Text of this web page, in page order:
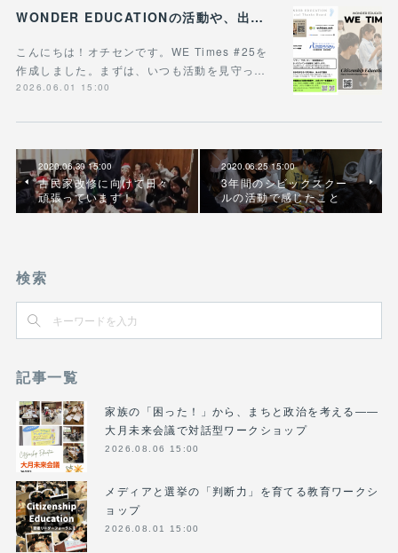
WONDER EDUCATIONの活動や、出張講座・講演のご案内をまとめた 『WE Times #25』を公開しました！
こんにちは！オチセンです。WE Times #25を
作成しました。まずは、いつも活動を見守っ…
2026.06.01 15:00
2020.06.30 15:00
古民家改修に向けて日々
頑張っています！
2020.06.25 15:00
3年間のシビックスクー
ルの活動で感じたこと
検索
記事一覧
家族の「困った！」から、まちと政治を考える――
大月未来会議で対話型ワークショップ
2026.08.06 15:00
メディアと選挙の「判断力」を育てる教育ワークシ
ョップ
2026.08.01 15:00